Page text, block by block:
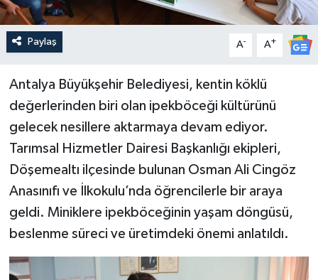
Paylaş A- A+
Antalya Büyükşehir Belediyesi, kentin köklü
değerlerinden biri olan ipekböceği kültürünü
gelecek nesillere aktarmaya devam ediyor.
Tarımsal Hizmetler Dairesi Başkanlığı ekipleri,
Döşemealtı ilçesinde bulunan Osman Ali Cingöz
Anasınıfı ve İlkokulu’nda öğrencilerle bir araya
geldi. Miniklere ipekböceğinin yaşam döngüsü,
beslenme süreci ve üretimdeki önemi anlatıldı.
Siyaset
Spor